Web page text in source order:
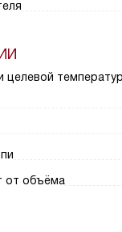
целевой
от объёма